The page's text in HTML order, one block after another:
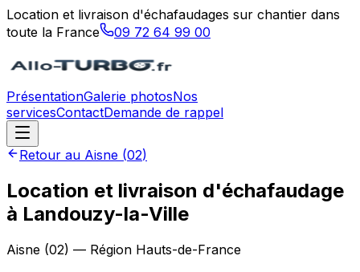
Location et livraison d'échafaudages sur chantier dans
toute la France
09 72 64 99 00
PrésentationGalerie photosNos
servicesContactDemande de rappel
Retour au Aisne (02)
Location et livraison d'échafaudage
à Landouzy-la-Ville
Aisne (02) — Région Hauts-de-France